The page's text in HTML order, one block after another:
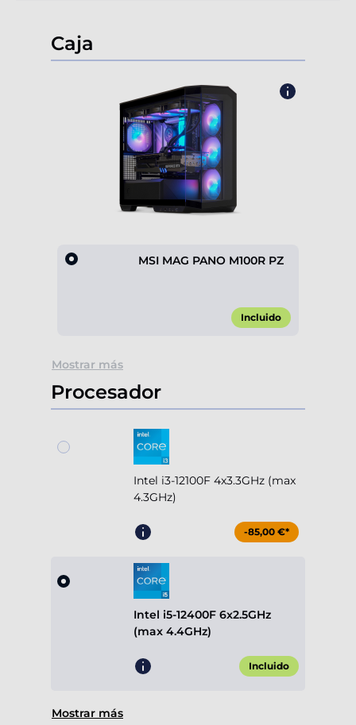
Caja
MSI MAG PANO M100R PZ
Incluido
1
of
1
Mostrar más
Procesador
Intel i3-12100F 4x3.3GHz (max
4.3GHz)
-85,00 €*
Intel i5-12400F 6x2.5GHz
(max 4.4GHz)
Incluido
Mostrar más